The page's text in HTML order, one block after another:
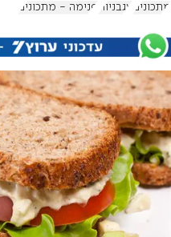
מתכונים עגבניות פנימה - מתכונים